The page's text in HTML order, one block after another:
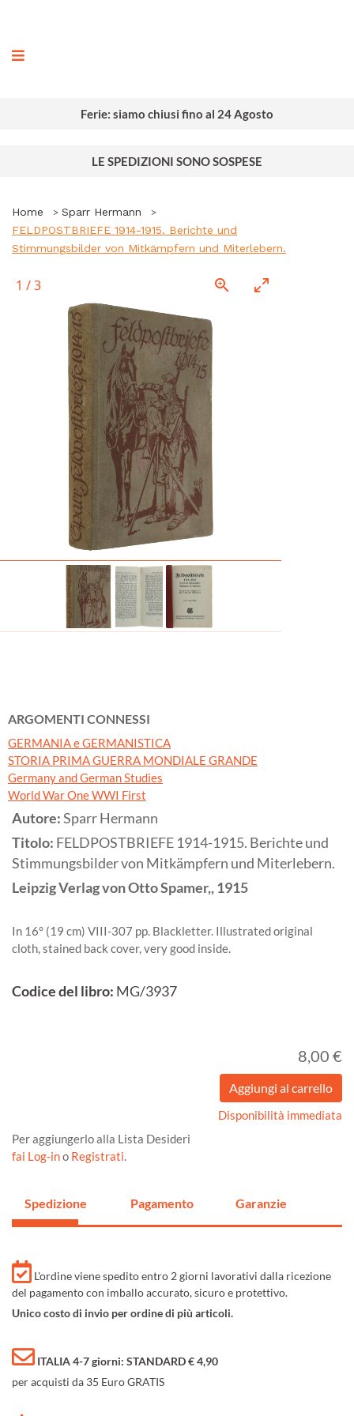
Ferie: siamo chiusi fino al 24 Agosto
LE SPEDIZIONI SONO SOSPESE
Home
Sparr Hermann
FELDPOSTBRIEFE 1914-1915. Berichte und
Stimmungsbilder von Mitkämpfern und Miterlebern.
1 /3
ARGOMENTI CONNESSI
GERMANIA e GERMANISTICA
STORIA PRIMA GUERRA MONDIALE GRANDE
Germany and German Studies
World War One WWI First
Autore:Sparr Hermann
Titolo: FELDPOSTBRIEFE 1914-1915. Berichte und
Stimmungsbilder von Mitkämpfern und Miterlebern.
LeipzigVerlag von Otto Spamer,,1915
In 16° (19 cm) VIII-307 pp. Blackletter. Illustrated original
cloth, stained back cover, very good inside.
Codice del libro: MG/3937
8,00 €
Disponibilità immediata
Per aggiungerlo alla Lista Desideri
fai Log-ino Registrati.
Spedizione Pagamento Garanzie
L'ordine viene spedito entro 2 giorni lavorativi dalla ricezione
del pagamento con imballo accurato, sicuro e protettivo.
Unico costo di invio per ordine di più articoli.
ITALIA 4-7 giorni: STANDARD € 4,90
per acquisti da 35 Euro GRATIS